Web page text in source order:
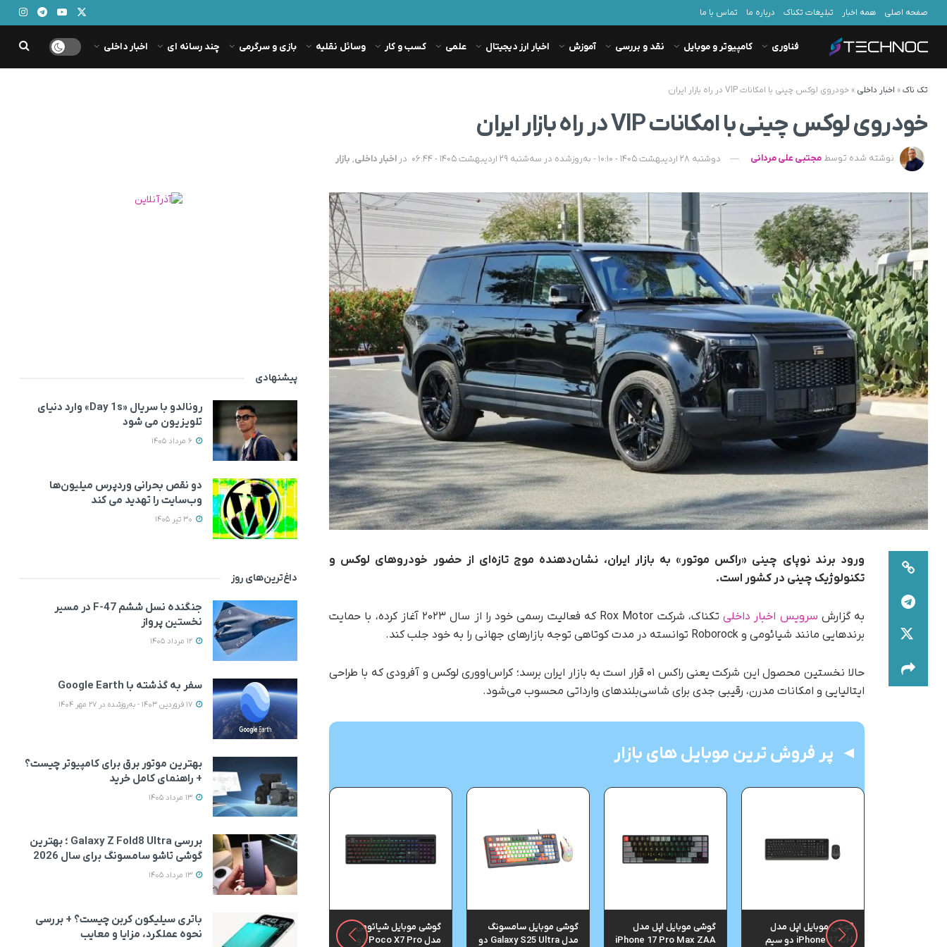
صفحه اصلی همه اخبار تبلیغات تکناک درباره ما تماس با ما
فناوری کامپیوتر و موبایل نقد و بررسی آموزش اخبار ارز دیجیتال علمی کسب و کار وسائل نقلیه بازی و سرگرمی چند رسانه ای اخبار داخلی
تک ناک» اخبار داخلی » خودروی لوکس چینی با امکانات VIP در راه بازار ایران
خودروی لوکس چینی با امکانات VIP در راه بازار ایران
نوشته شده توسط مجتبی علی مردانی دوشنبه 28 اردیبهشت 1405 - 10:10 - به‌روزشده در سه‌شنبه 29 اردیبهشت 1405 - 06:44 در اخبار داخلی, بازار
ورود برند نوپای چینی «راکس موتور» به بازار ایران، نشان‌دهنده موج تازه‌ای از حضور خودروهای لوکس و
تکنولوژیک چینی در کشور است.
به گزارش سرویس اخبار داخلی
تکناک، شرکت Rox Motor که فعالیت رسمی خود را از سال ۲۰۲۳ آغاز کرده، با حمایت
برندهایی مانند شیائومی و Roborock توانسته در مدت کوتاهی توجه بازارهای جهانی را به خود جلب کند.
حالا نخستین محصول این شرکت یعنی راکس ۰۱ قرار است به بازار ایران برسد؛ کراس‌اووری لوکس و آفرودی که با طراحی
ایتالیایی و امکانات مدرن، رقیبی جدی برای شاسی‌بلندهای وارداتی محسوب می‌شود.
پر فروش ترین موبایل های بازار
گوشی موبایل اپل مدل
iPhone 17 CH دو سیم
گوشی موبایل اپل مدل
iPhone 17 Pro Max ZAA
گوشی موبایل سامسونگ
مدل Galaxy S25 Ultra دو
گوشی موبایل شیائومی
مدل Poco X7 Pro دو
گوشی موبایل شیائومی
مدل Redmi Note 15 4G
گوشی موبایل سامسونگ
مدل Galaxy A56 دو سیم
پیشنهادی
رونالدو با سریال «Day 1s» وارد دنیای
تلویزیون می‌ شود
دو نقص بحرانی وردپرس میلیون‌ها
وب‌سایت را تهدید می‌ کند
داغ‌ترین‌های روز
جنگنده نسل ششم F-47 در مسیر
نخستین پرواز
سفر به گذشته با Google Earth
بهترین موتور برق برای کامپیوتر چیست؟
+ راهنمای کامل خرید
بررسی Galaxy Z Fold8 Ultra ؛ بهترین
گوشی تاشو سامسونگ برای سال 2026
باتری سیلیکون کربن چیست؟ + بررسی
نحوه عملکرد، مزایا و معایب